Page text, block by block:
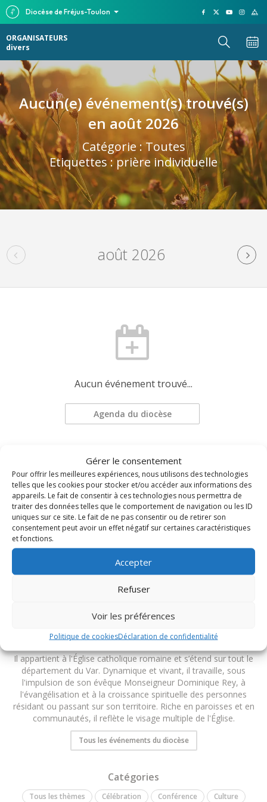
Diocèse de Fréjus-Toulon
Gérer le consentement
Pour offrir les meilleures expériences, nous utilisons des technologies
telles que les cookies pour stocker et/ou accéder aux informations des
appareils. Le fait de consentir à ces technologies nous permettra de
traiter des données telles que le comportement de navigation ou les ID
uniques sur ce site. Le fait de ne pas consentir ou de retirer son
consentement peut avoir un effet négatif sur certaines caractéristiques
et fonctions.
Accepter
Refuser
Voir les préférences
Politique de cookiesDéclaration de confidentialité
ORGANISATEURS
divers
Aucun(e) événement(s) trouvé(s)
en août 2026
Catégorie : Toutes
Etiquettes :prière individuelle
août 2026
Aucun événement trouvé...
Agenda du diocèse
Demander une mise à jour
TOUS LES ÉVÉNEMENTS DU DIOCÈSE
Diocèse de Fréjus-Toulon
Il appartient à l'Église catholique romaine et s’étend sur tout le
département du Var. Dynamique et vivant, il travaille, sous
l'impulsion de son évêque Monseigneur Dominique Rey, à
l'évangélisation et à la croissance spirituelle des personnes
résidant ou passant sur son territoire. Riche en paroisses et en
communautés, il reflète le visage multiple de l'Église.
Tous les événements du diocèse
Catégories
Tous les thèmes Célébration Conférence
Culture